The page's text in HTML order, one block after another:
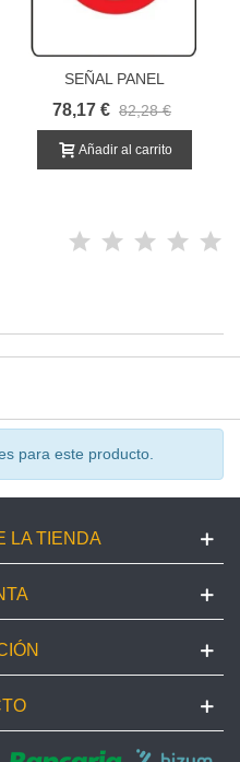
SEÑAL PANEL
PERSONALIZADO
78,17 € 82,28 €
Añadir al carrito
para este producto.
LA TIENDA